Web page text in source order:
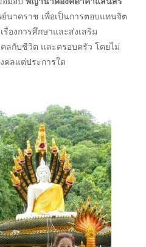
นาคราช เพื่อเป็นการตอบแทนจิต
องการศึกษาและส่งเสริม
ลกับชีวิต และครอบครัว โดยไม่
คลแต่ประการใด